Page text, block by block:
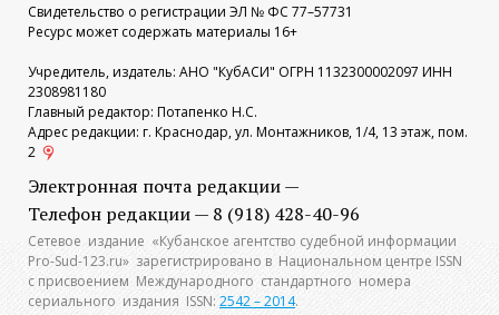
Свидетельство о регистрации ЭЛ № ФС 77–57731
Ресурс может содержать материалы 16+
Учредитель, издатель: АНО "КубАСИ" ОГРН 1132300002097 ИНН
2308981180
Главный редактор: Потапенко Н.С.
Адрес редакции: г. Краснодар, ул. Монтажников, 1/4, 13 этаж, пом.
2
Электронная почта редакции —
Телефон редакции — 8 (918) 428-40-96
Сетевое издание «Кубанское агентство судебной информации
Pro-Sud-123.ru» зарегистрировано в Национальном центре ISSN
с присвоением Международного стандартного номера
сериального издания ISSN: 2542 – 2014.